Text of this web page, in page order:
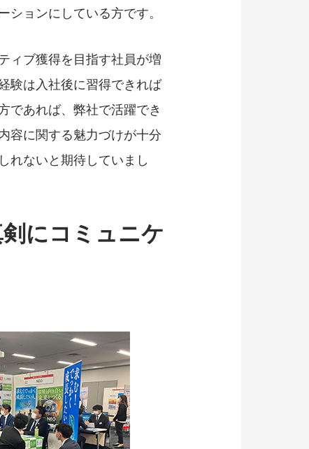
ョンにしている方です。
ィブ獲得を目指す社員が増
験は入社後に習得できれば
であれば、弊社で活躍でき
容に関する魅力づけが十分
れないと期待していまし
にコミュニケ